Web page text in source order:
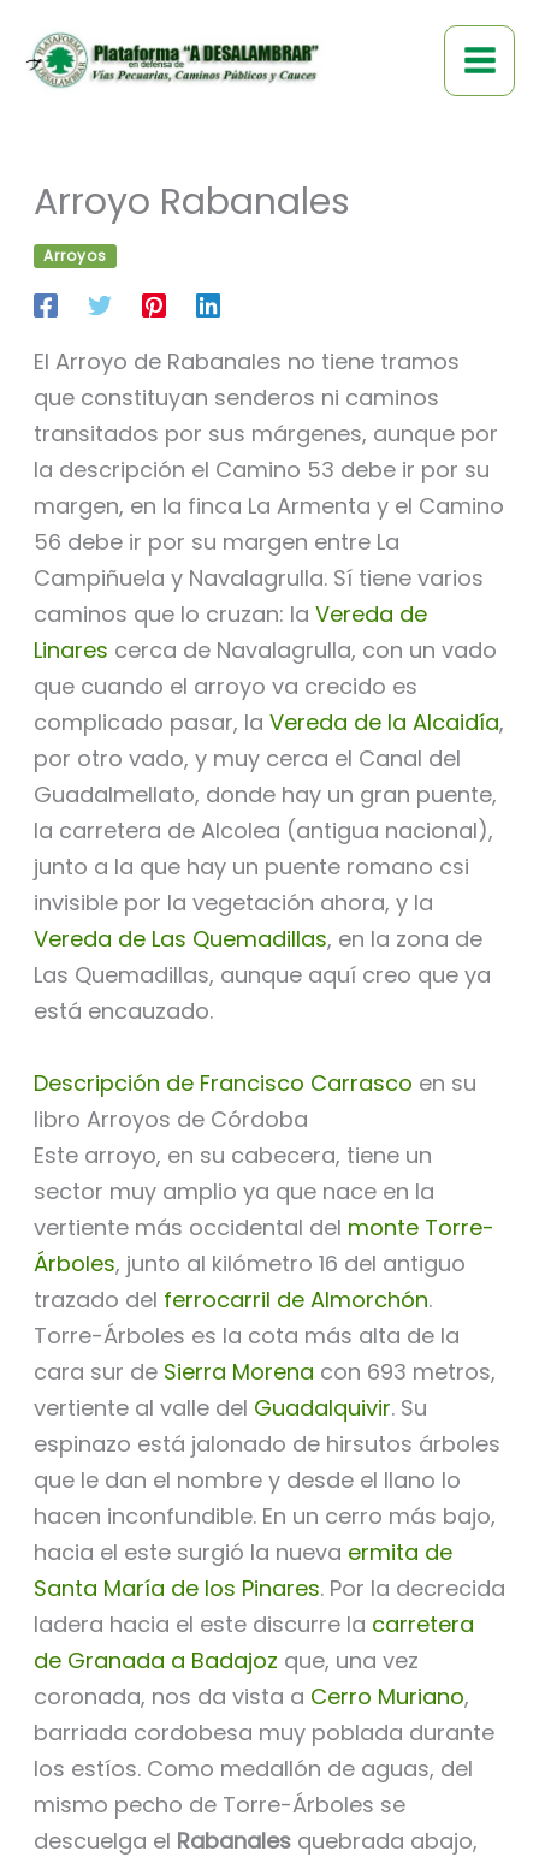
contenido
Arroyo Rabanales
Arroyos
El Arroyo de Rabanales no tiene tramos
que constituyan senderos ni caminos
transitados por sus márgenes, aunque por
la descripción el Camino 53 debe ir por su
margen, en la finca La Armenta y el Camino
56 debe ir por su margen entre La
Campiñuela y Navalagrulla. Sí tiene varios
caminos que lo cruzan: la Vereda de
Linares cerca de Navalagrulla, con un vado
que cuando el arroyo va crecido es
complicado pasar, la Vereda de la Alcaidía,
por otro vado, y muy cerca el Canal del
Guadalmellato, donde hay un gran puente,
la carretera de Alcolea (antigua nacional),
junto a la que hay un puente romano csi
invisible por la vegetación ahora, y la
Vereda de Las Quemadillas, en la zona de
Las Quemadillas, aunque aquí creo que ya
está encauzado.
Descripción de Francisco Carrasco en su
libro Arroyos de Córdoba
Este arroyo, en su cabecera, tiene un
sector muy amplio ya que nace en la
vertiente más occidental del monte Torre-
Árboles, junto al kilómetro 16 del antiguo
trazado del ferrocarril de Almorchón.
Torre-Árboles es la cota más alta de la
cara sur de Sierra Morena con 693 metros,
vertiente al valle del Guadalquivir. Su
espinazo está jalonado de hirsutos árboles
que le dan el nombre y desde el llano lo
hacen inconfundible. En un cerro más bajo,
hacia el este surgió la nueva ermita de
Santa María de los Pinares. Por la decrecida
ladera hacia el este discurre la carretera
de Granada a Badajoz que, una vez
coronada, nos da vista a Cerro Muriano,
barriada cordobesa muy poblada durante
los estíos. Como medallón de aguas, del
mismo pecho de Torre-Árboles se
descuelga el Rabanalesquebrada abajo,